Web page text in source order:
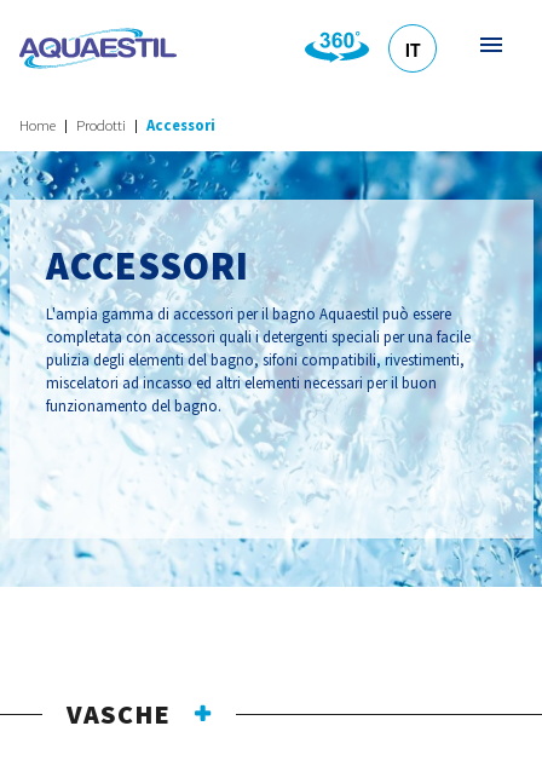
IT
Home Prodotti Accessori
ACCESSORI
L'ampia gamma di accessori per il bagno Aquaestil può essere
completata con accessori quali i detergenti speciali per una facile
pulizia degli elementi del bagno, sifoni compatibili, rivestimenti,
miscelatori ad incasso ed altri elementi necessari per il buon
funzionamento del bagno.
VASCHE